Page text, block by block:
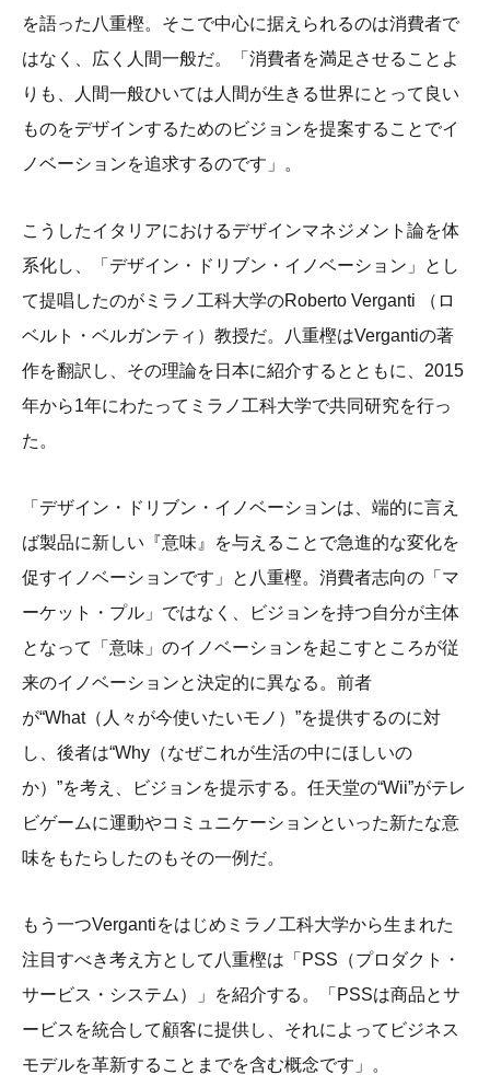
を語った八重樫。そこで中心に据えられるのは消費者で
はなく、広く人間一般だ。「消費者を満足させることよ
りも、人間一般ひいては人間が生きる世界にとって良い
ものをデザインするためのビジョンを提案することでイ
ノベーションを追求するのです」。
こうしたイタリアにおけるデザインマネジメント論を体
系化し、「デザイン・ドリブン・イノベーション」とし
て提唱したのがミラノ工科大学のRoberto Verganti （ロ
ベルト・ベルガンティ）教授だ。八重樫はVergantiの著
作を翻訳し、その理論を日本に紹介するとともに、2015
年から1年にわたってミラノ工科大学で共同研究を行っ
た。
「デザイン・ドリブン・イノベーションは、端的に言え
ば製品に新しい『意味』を与えることで急進的な変化を
促すイノベーションです」と八重樫。消費者志向の「マ
ーケット・プル」ではなく、ビジョンを持つ自分が主体
となって「意味」のイノベーションを起こすところが従
来のイノベーションと決定的に異なる。前者
が“What（人々が今使いたいモノ）”を提供するのに対
し、後者は“Why（なぜこれが生活の中にほしいの
か）”を考え、ビジョンを提示する。任天堂の“Wii”がテレ
ビゲームに運動やコミュニケーションといった新たな意
味をもたらしたのもその一例だ。
もう一つVergantiをはじめミラノ工科大学から生まれた
注目すべき考え方として八重樫は「PSS（プロダクト・
サービス・システム）」を紹介する。「PSSは商品とサ
ービスを統合して顧客に提供し、それによってビジネス
モデルを革新することまでを含む概念です」。